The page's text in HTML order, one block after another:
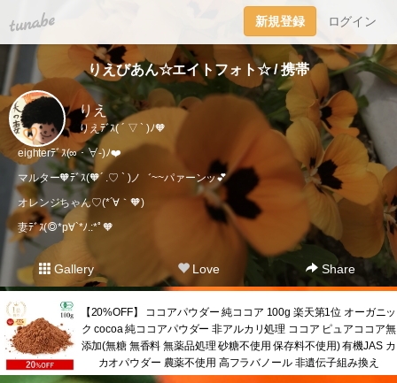
tuna.be 新規登録 ログイン
りえびあん☆エイトフォト☆ / 携帯
りえ
りえﾃﾞｽ( ´ ▽ ` )ﾉ🧡
eighterﾃﾞｽ(∞・∀-)ﾉ❤️
マルター🧡ﾃﾞｽ(🧡´ .♡ ` )ノ゛~~パァーンッ💕
オレンジちゃん♡(*´∀｀🧡)
妻ﾃﾞｽ(◎*p∀`*ﾉ.:*ﾟ🧡
Gallery Love Share
【20%OFF】 ココアパウダー 純ココア 100g 楽天第1位 オーガニッ
ク cocoa 純ココアパウダー 非アルカリ処理 ココア ピュアココア無
添加(無糖 無香料 無薬品処理 砂糖不使用 保存料不使用) 有機JAS カ
カオパウダー 農薬不使用 高フラバノール 非遺伝子組み換え